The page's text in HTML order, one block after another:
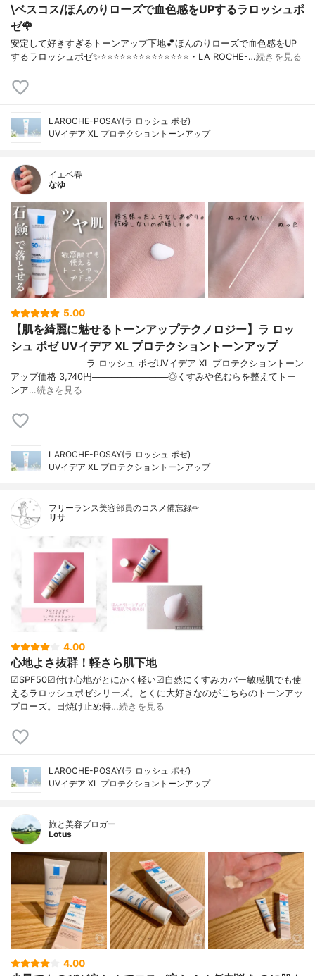
\ベスコス/ほんのりローズで血色感をUPするラロッシュポ
ゼ🌹
安定して好きすぎるトーンアップ下地💕ほんのりローズで血色感をUP
するラロッシュポゼ✨⭐️⭐️⭐️⭐️⭐️⭐️⭐️⭐️⭐️⭐️⭐️⭐️⭐️⭐️・LA ROCHE-…続きを見る
LAROCHE-POSAY(ラ ロッシュ ポゼ)
UVイデア XL プロテクショントーンアップ
イエベ春
なゆ
5.00
【肌を綺麗に魅せるトーンアップテクノロジー】ラ ロッ
シュ ポゼ UVイデア XL プロテクショントーンアップ
────────────ラ ロッシュ ポゼUVイデア XL プロテクショントーン
アップ価格 3,740円────────────◎くすみや色むらを整えてトー
ンア…続きを見る
LAROCHE-POSAY(ラ ロッシュ ポゼ)
UVイデア XL プロテクショントーンアップ
フリーランス美容部員のコスメ備忘録✏︎
リサ
4.00
心地よさ抜群！軽さら肌下地
☑︎SPF50☑︎付け心地がとにかく軽い☑︎自然にくすみカバー敏感肌でも使
えるラロッシュポゼシリーズ。とくに大好きなのがこちらのトーンアッ
プローズ。日焼け止め特…続きを見る
LAROCHE-POSAY(ラ ロッシュ ポゼ)
UVイデア XL プロテクショントーンアップ
旅と美容ブロガー
Lotus
4.00